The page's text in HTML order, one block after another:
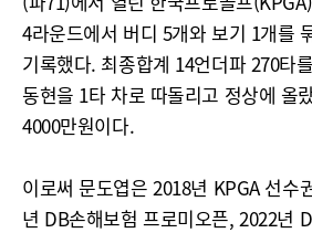
4라운드에서 버디 5개와 보기 1개를
기록했다. 최종합계 14언더파 270타
동현을 1타 차로 따돌리고 정상에 올
4000만원이다.
이로써 문도엽은 2018년 KPGA 선수
년 DB손해보험 프로미오픈, 2022년